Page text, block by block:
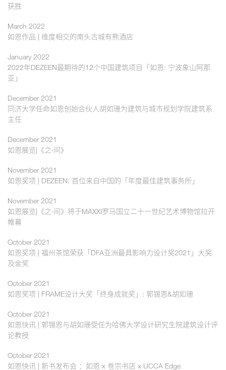
获胜
March 2022
如恩作品 | 维度相交的南头古城有熊酒店
January 2022
2022年DEZEEN最期待的12个中国建筑项目「如恩: 宁波象山阿那
亚」
December 2021
同济大学任命如恩创始合伙人胡如珊为建筑与城市规划学院建筑系
主任
December 2021
如恩展览|《之·间》
November 2021
如恩奖项 | DEZEEN: 首位来自中国的「年度最佳建筑事务所」
November 2021
如恩展览|《之·间》将于MAXXI罗马国立二十一世纪艺术博物馆拉开
帷幕
October 2021
如恩奖项 | 福州茶馆荣获「DFA亚洲最具影响力设计奖2021」大奖
及金奖
October 2021
如恩奖项 | FRAME设计大奖「终身成就奖」: 郭锡恩&胡如珊
October 2021
如恩快讯 | 郭锡恩与胡如珊受任为哈佛大学设计研究生院建筑设计评
论教授
October 2021
如恩快讯 | 新书发布会 ：如恩 x 卷宗书店 x UCCA Edge